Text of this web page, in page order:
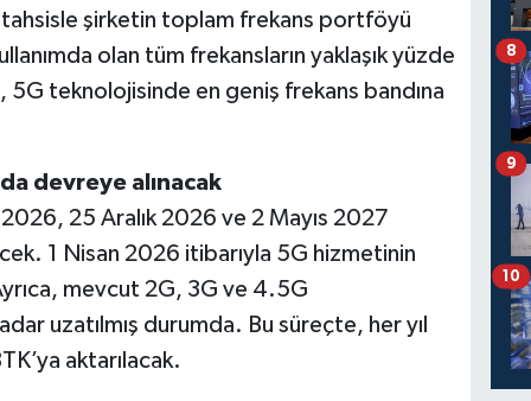
tahsisle şirketin toplam frekans portföyü
olan tüm frekansların yaklaşık yüzde
5G teknolojisinde en geniş frekans bandına
devreye alınacak
25 Aralık 2026 ve 2 Mayıs 2027
1 Nisan 2026 itibarıyla 5G hizmetinin
mevcut 2G, 3G ve 4.5G
uzatılmış durumda. Bu süreçte, her yıl
aktarılacak.
8
9
10